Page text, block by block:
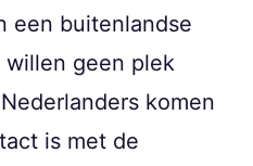
een buitenlandse
geen plek
komen
is met de